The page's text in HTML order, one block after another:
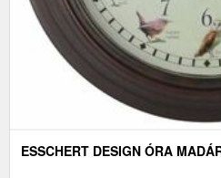
ESSCHERT DESIGN ÓRA